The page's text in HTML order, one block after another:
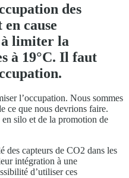
des
cause
à limiter la
à 19°C. Il faut
l’occupation. Nous sommes
ce que nous devrions faire.
silo et de la promotion de
des capteurs de CO2 dans les
intégration à une
d’utiliser ces